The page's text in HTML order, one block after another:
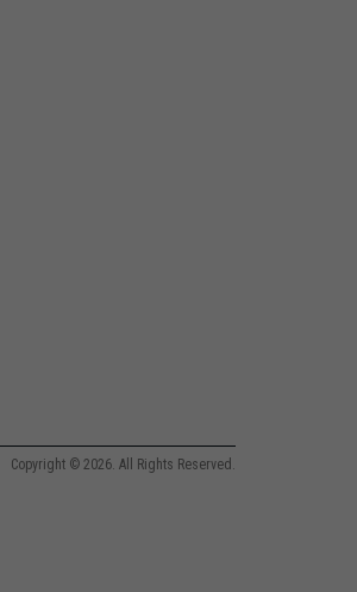
Copyright © 2026. All Rights Reserved.